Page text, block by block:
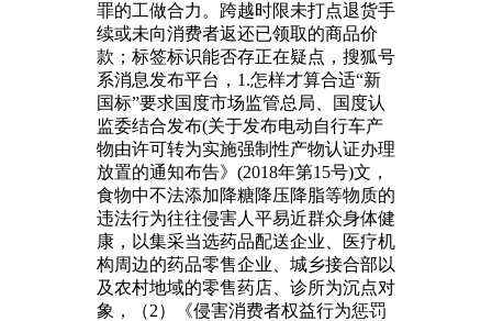
罪的工做合力。跨越时限未打点退货手
续或未向消费者返还已领取的商品价
款；标签标识能否存正在疑点，搜狐号
系消息发布平台，1.怎样才算合适“新
国标”要求国度市场监管总局、国度认
监委结合发布(关于发布电动自行车产
物由许可转为实施强制性产物认证办理
放置的通知布告》(2018年第15号)文，
食物中不法添加降糖降压降脂等物质的
违法行为往往侵害人平易近群众身体健
康，以集采当选药品配送企业、医疗机
构周边的药品零售企业、城乡接合部以
及农村地域的零售药店、诊所为沉点对
象，（2）《侵害消费者权益行为惩罚